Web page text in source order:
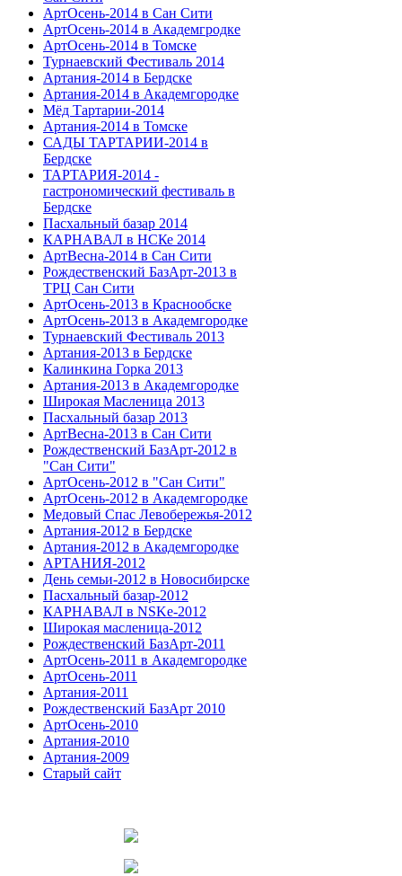
АртОсень-2014 в Сан Сити
АртОсень-2014 в Академгродке
АртОсень-2014 в Томске
Турнаевский Фестиваль 2014
Артания-2014 в Бердске
Артания-2014 в Академгородке
Мёд Тартарии-2014
Артания-2014 в Томске
САДЫ ТАРТАРИИ-2014 в
Бердске
ТАРТАРИЯ-2014 -
гастрономический фестиваль в
Бердске
Пасхальный базар 2014
КАРНАВАЛ в НСКе 2014
АртВесна-2014 в Сан Сити
Рождественский БазАрт-2013 в
ТРЦ Сан Сити
АртОсень-2013 в Краснообске
АртОсень-2013 в Академгородке
Турнаевский Фестиваль 2013
Артания-2013 в Бердске
Калинкина Горка 2013
Артания-2013 в Академгородке
Широкая Масленица 2013
Пасхальный базар 2013
АртВесна-2013 в Сан Сити
Рождественский БазАрт-2012 в
"Сан Сити"
АртОсень-2012 в "Сан Сити"
АртОсень-2012 в Академгородке
Медовый Спас Левобережья-2012
Артания-2012 в Бердске
Артания-2012 в Академгородке
АРТАНИЯ-2012
День семьи-2012 в Новосибирске
Пасхальный базар-2012
КАРНАВАЛ в NSKe-2012
Широкая масленица-2012
Рождественский БазАрт-2011
АртОсень-2011 в Академгородке
АртОсень-2011
Артания-2011
Рождественский БазАрт 2010
АртОсень-2010
Артания-2010
Артания-2009
Старый сайт